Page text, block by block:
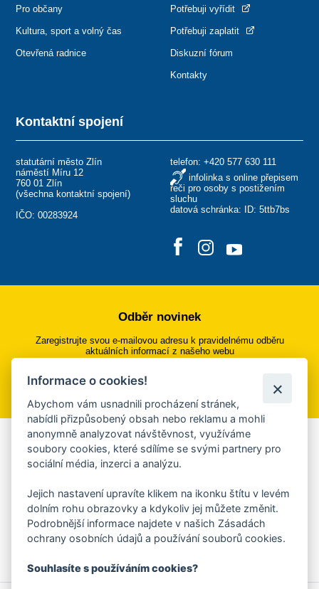
Kontaktní spojení
statutární město Zlín
náměstí Míru 12
760 01 Zlín
(všechna kontaktní spojení)
IČO: 00283924
telefon: +420 577 630 111
infolinka s online přepisem
řeči pro osoby s postižením
sluchu
datová schránka: ID: 5ttb7bs
Pro občany
Kultura, sport a volný čas
Otevřená radnice
Potřebuji vyřídit
Potřebuji zaplatit
Diskuzní fórum
Kontakty
Odběr novinek
Zaregistrujte svou e-mailovou adresu k pravidelnému odběru
aktuálních informací z našeho webu
Přihlásit se k odběru
Aplikace Mobilní rozhlas
Chcete dostávat do svého mobilu či mailu upozornění na
ankety, pozvánky na kulturní a sportovní akce?
Více informací o aplikaci
Informace o cookies!
Abychom vám usnadnili procházení stránek,
nabídli přizpůsobený obsah nebo reklamu a mohli
anonymně analyzovat návštěvnost, využíváme
soubory cookies, které sdílíme se svými partnery pro
sociální média, inzerci a analýzu.
Jejich nastavení upravíte klikem na ikonku štítu v levém
dolním rohu obrazovky a kdykoliv jej můžete změnit.
Podrobnější informace najdete v našich Zásadách
ochrany osobních údajů a používání souborů cookies.
Souhlasíte s používáním cookies?